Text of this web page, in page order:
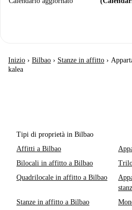
Inizio › Bilbao › Stanze in affitto ›
kalea
Tipi di proprietà in Bilbao
Affitti a Bilbao
Bilocali in affitto a Bilbao
Quadrilocale in affitto a Bilbao
Stanze in affitto a Bilbao